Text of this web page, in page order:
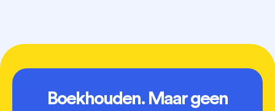
Boekhouden. Maar geen